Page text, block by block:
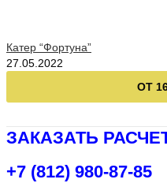
Катер “Фортуна”
27.05.2022
ОТ
ЗАКАЗАТЬ
+7 (812) 980-87-85